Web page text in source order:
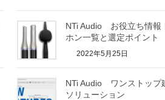
NTi Audio お役立ち情報
ホン一覧と選定ポイント
2022年5月25日
NTi Audio ワンストップ
ソリューション